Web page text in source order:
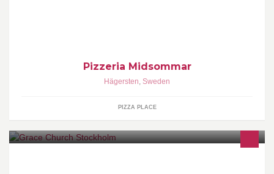
Pizzeria Midsommar
Hägersten, Sweden
PIZZA PLACE